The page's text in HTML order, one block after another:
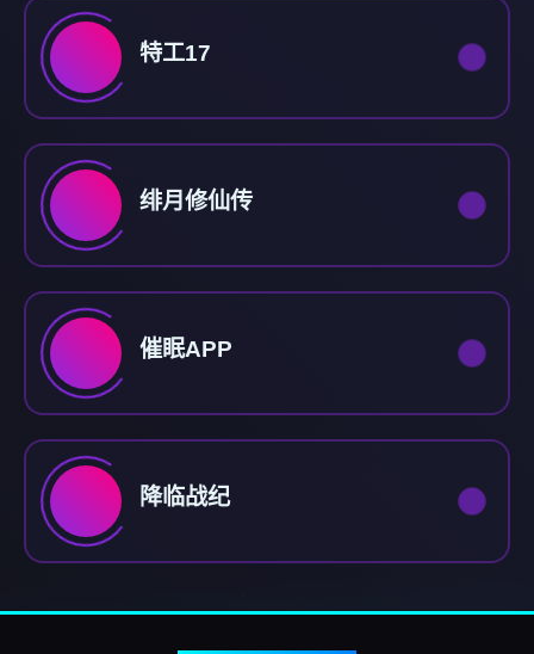
特工17
绯月修仙传
催眠APP
降临战纪